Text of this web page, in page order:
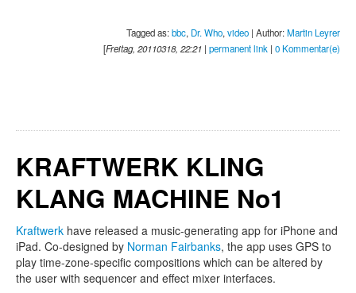
Tagged as:bbc, Dr. Who, video | Author:Martin Leyrer
[Freitag, 20110318, 22:21 | permanent link | 0 Kommentar(e)
KRAFTWERK KLING
KLANG MACHINE No1
Kraftwerk have released a music-generating app for iPhone and
iPad. Co-designed by Norman Fairbanks, the app uses GPS to
play time-zone-specific compositions which can be altered by
the user with sequencer and effect mixer interfaces.